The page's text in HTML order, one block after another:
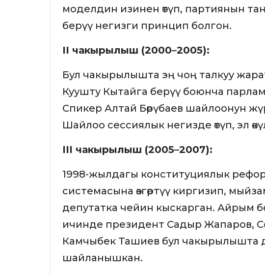
моделдин изинен өтүп, партиянын
берүү негизги принцип болгон.
II чакырылыш (2000–2005):
Бул чакырылышта эң чоң талкуу
Куушту Кытайга берүү боюнча
Спикер Алтай Бөрүбаев шайлоонун
Шайлоо сессиялык негизде өтүп, эл
III чакырылыш (2005–2007):
1998-жылдагы конституциялык
системасына өзгөртүү киргизип,
депутатка чейин кыскарган. Айрым
ичинде президент Садыр Жапаров,
Камчыбек Ташиев бул чакырылышта
шайланышкан.